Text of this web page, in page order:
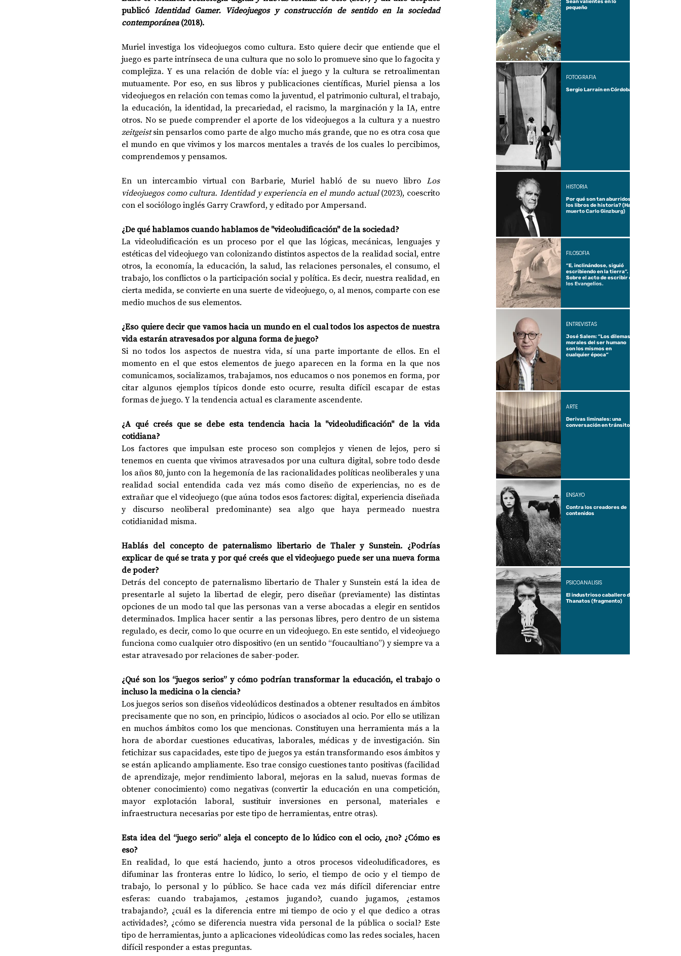
CIENCIA Y TECNOLOGÍA
publicó Identidad Gamer. Videojuegos y construcción de sentido en la sociedad
contemporánea (2018).
Muriel investiga los videojuegos como cultura. Esto quiere decir que entiende que el
juego es parte intrínseca de una cultura que no solo lo promueve sino que lo fagocita y
complejiza. Y es una relación de doble vía: el juego y la cultura se retroalimentan
mutuamente. Por eso, en sus libros y publicaciones científicas, Muriel piensa a los
videojuegos en relación con temas como la juventud, el patrimonio cultural, el trabajo,
la educación, la identidad, la precariedad, el racismo, la marginación y la IA, entre
zeitgeist sin pensarlos como parte de algo mucho más grande, que no es otra cosa que
el mundo en que vivimos y los marcos mentales a través de los cuales lo percibimos,
comprendemos y pensamos.
En un intercambio virtual con Barbarie, Muriel habló de su nuevo libro Los
videojuegos como cultura. Identidad y experiencia en el mundo actual (2023), coescrito
con el sociólogo inglés Garry Crawford, y editado por Ampersand.
¿De qué hablamos cuando hablamos de "videoludificación" de la sociedad?
La videoludificación es un proceso por el que las lógicas, mecánicas, lenguajes y
estéticas del videojuego van colonizando distintos aspectos de la realidad social, entre
otros, la economía, la educación, la salud, las relaciones personales, el consumo, el
trabajo, los conflictos o la participación social y política. Es decir, nuestra realidad, en
cierta medida, se convierte en una suerte de videojuego, o, al menos, comparte con ese
medio muchos de sus elementos.
¿Eso quiere decir que vamos hacia un mundo en el cual todos los aspectos de nuestra
vida estarán atravesados por alguna forma de juego?
Si no todos los aspectos de nuestra vida, sí una parte importante de ellos. En el
momento en el que estos elementos de juego aparecen en la forma en la que nos
comunicamos, socializamos, trabajamos, nos educamos o nos ponemos en forma, por
citar algunos ejemplos típicos donde esto ocurre, resulta difícil escapar de estas
formas de juego. Y la tendencia actual es claramente ascendente.
¿A qué creés que se debe esta tendencia hacia la "videoludificación" de la vida
cotidiana?
Los factores que impulsan este proceso son complejos y vienen de lejos, pero si
tenemos en cuenta que vivimos atravesados por una cultura digital, sobre todo desde
los años 80, junto con la hegemonía de las racionalidades políticas neoliberales y una
realidad social entendida cada vez más como diseño de experiencias, no es de
extrañar que el videojuego (que aúna todos esos factores: digital, experiencia diseñada
y discurso neoliberal predominante) sea algo que haya permeado nuestra
cotidianidad misma.
Hablás del concepto de paternalismo libertario de Thaler y Sunstein. ¿Podrías
explicar de qué se trata y por qué creés que el videojuego puede ser una nueva forma
de poder?
Detrás del concepto de paternalismo libertario de Thaler y Sunstein está la idea de
presentarle al sujeto la libertad de elegir, pero diseñar (previamente) las distintas
opciones de un modo tal que las personas van a verse abocadas a elegir en sentidos
determinados. Implica hacer sentir  a las personas libres, pero dentro de un sistema
regulado, es decir, como lo que ocurre en un videojuego. En este sentido, el videojuego
funciona como cualquier otro dispositivo (en un sentido “foucaultiano”) y siempre va a
estar atravesado por relaciones de saber-poder.
¿Qué son los “juegos serios” y cómo podrían transformar la educación, el trabajo o
incluso la medicina o la ciencia?
Los juegos serios son diseños videolúdicos destinados a obtener resultados en ámbitos
precisamente que no son, en principio, lúdicos o asociados al ocio. Por ello se utilizan
en muchos ámbitos como los que mencionas. Constituyen una herramienta más a la
hora de abordar cuestiones educativas, laborales, médicas y de investigación. Sin
fetichizar sus capacidades, este tipo de juegos ya están transformando esos ámbitos y
se están aplicando ampliamente. Eso trae consigo cuestiones tanto positivas (facilidad
de aprendizaje, mejor rendimiento laboral, mejoras en la salud, nuevas formas de
obtener conocimiento) como negativas (convertir la educación en una competición,
mayor explotación laboral, sustituir inversiones en personal, materiales e
infraestructura necesarias por este tipo de herramientas, entre otras).
Esta idea del “juego serio” aleja el concepto de lo lúdico con el ocio, ¿no? ¿Cómo es
eso?
En realidad, lo que está haciendo, junto a otros procesos videoludificadores, es
difuminar las fronteras entre lo lúdico, lo serio, el tiempo de ocio y el tiempo de
trabajo, lo personal y lo público. Se hace cada vez más difícil diferenciar entre
esferas: cuando trabajamos, ¿estamos jugando?, cuando jugamos, ¿estamos
trabajando?, ¿cuál es la diferencia entre mi tiempo de ocio y el que dedico a otras
actividades?, ¿cómo se diferencia nuestra vida personal de la pública o social? Este
tipo de herramientas, junto a aplicaciones videolúdicas como las redes sociales, hacen
difícil responder a estas preguntas.
Sean valientes en lo
pequeño
Sergio Larraín en Córdoba
FOTOGRAFÍA
Por qué son tan aburridos
los libros de historia? (Ha
muerto Carlo Ginzburg)
HISTORIA
“E, inclinándose, siguió
escribiendo en la tierra”.
Sobre el acto de escribir en
los Evangelios.
FILOSOFÍA
José Salem: “Los dilemas
morales del ser humano
son los mismos en
cualquier época”
ENTREVISTAS
Derivas liminales: una
conversación en tránsito
ARTE
Contra los creadores de
contenidos
ENSAYO
El industrioso caballero de
Thanatos (fragmento)
PSICOANÁLISIS